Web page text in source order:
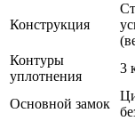
Конструкция
Контуры
уплотнения
3
Основной замок